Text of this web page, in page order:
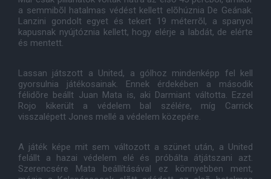
a semmibõl hatalmas védést kellett elõhúznia De Geának.
Lanzini gondolt egyet és tekert 19 méterrõl, a spanyol
kapusnak nyújtóznia kellett, hogy elérje a labdát, de elérte
és mentett.
Lassan játszott a United, a gólhoz mindenképp fel kell
gyorsulnia játékosainak. Ennek érdekében a második
félidõre beállt Juan Mata is, aki Darmiant váltotta. Ezzel
Rojo kikerült a védelem bal szélére, míg Carrick
visszalépett Jones mellé a védelem közepére.
A játék képe mit sem változott a szünet után, a United
felállt a hazai védelem elé és próbálta átjátszani azt.
Szerencsére Mata beállításával ez könnyebben ment,